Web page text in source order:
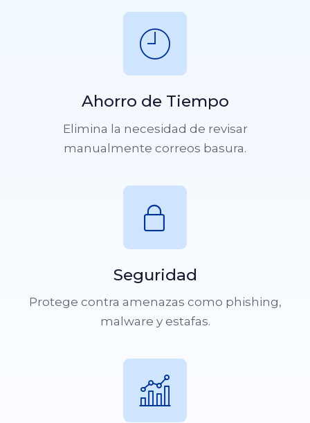
Ahorro de Tiempo
Elimina la necesidad de revisar
manualmente correos basura.
Seguridad
Protege contra amenazas como phishing,
malware y estafas.